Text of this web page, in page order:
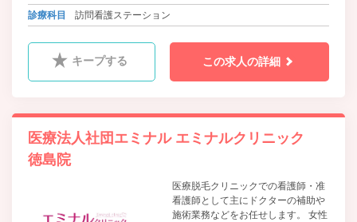
診療科目
訪問看護ステーション
キープする この求人の詳細
医療法人社団エミナル エミナルクリニック
徳島院
医療脱毛クリニックでの看護師・准
看護師として主にドクターの補助や
施術業務などをお任せします。 女性